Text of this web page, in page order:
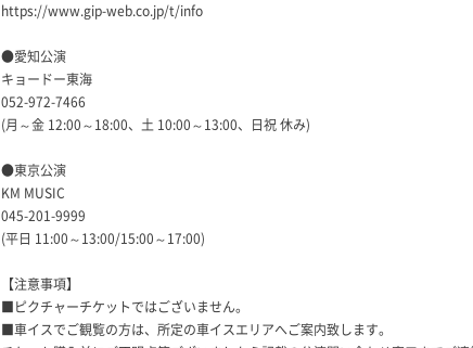
https://www.gip-web.co.jp/t/info
●愛知公演
キョードー東海
052-972-7466
(月～金 12:00～18:00、土 10:00～13:00、日祝 休み)
●東京公演
KM MUSIC
045-201-9999
(平日 11:00～13:00/15:00～17:00)
【注意事項】
■ピクチャーチケットではございません。
■車イスでご観覧の方は、所定の車イスエリアへご案内致します。